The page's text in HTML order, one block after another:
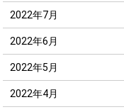
2022年7月
2022年6月
2022年5月
2022年4月